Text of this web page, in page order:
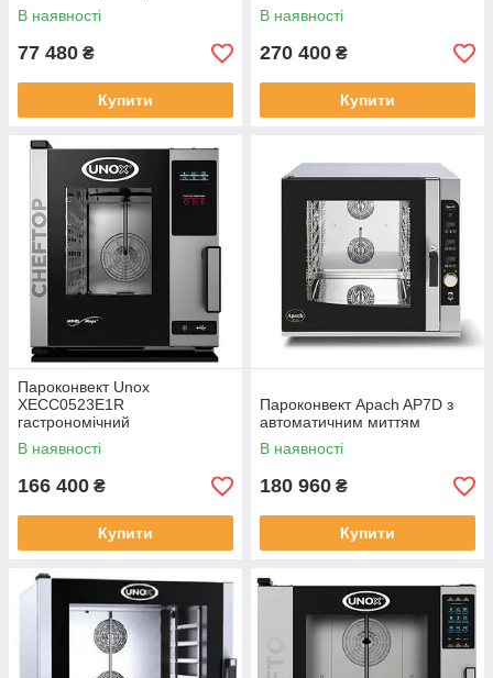
В наявності
77 480 ₴
Купити
В наявності
270 400 ₴
Купити
Пароконвект Unox
XECC0523E1R
гастрономічний
В наявності
166 400 ₴
Купити
Пароконвект Apach AP7D з
автоматичним миттям
В наявності
180 960 ₴
Купити